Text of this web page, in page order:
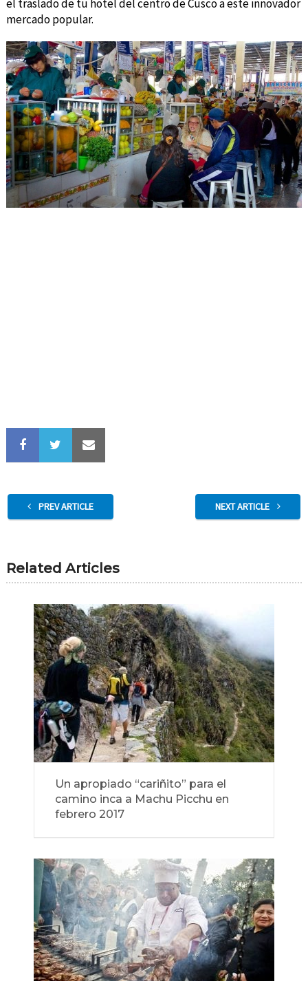
el traslado de tu hotel del centro de Cusco a este innovador
mercado popular.
PREV ARTICLE NEXT ARTICLE
Related Articles
Un apropiado “cariñito” para el
camino inca a Machu Picchu en
febrero 2017